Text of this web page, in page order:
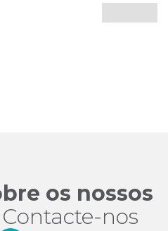
os nossos
Contacte-nos